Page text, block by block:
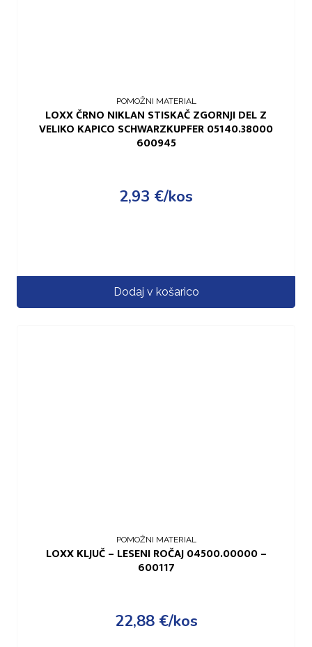
POMOŽNI MATERIAL
LOXX ČRNO NIKLAN STISKAČ ZGORNJI DEL Z
VELIKO KAPICO SCHWARZKUPFER 05140.38000
600945
2,93 €/kos
Dodaj v košarico
POMOŽNI MATERIAL
LOXX KLJUČ – LESENI ROČAJ 04500.00000 –
600117
22,88 €/kos